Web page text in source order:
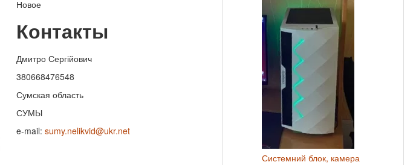
Новое
Контакты
Дмитро Сергійович
380668476548
Сумская область
СУМЫ
e-mail: sumy.nelikvid@ukr.net
Системний блок, камера